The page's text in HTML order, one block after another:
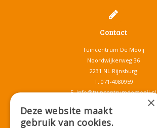
Contact
Tuincentrum De Mooij
Noordwijkerweg 36
2231 NL Rijnsburg
T. 071-4080959
E.info@tuincentrumdemooij.nl
×
Deze website maakt
gebruik van cookies.